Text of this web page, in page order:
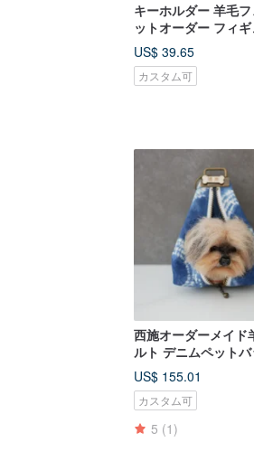
キーホルダー 羊毛
ットオーダー フィ
feiwa霏娃手作
US$ 39.65
カスタム可
西施オーダーメイド
ルト デニムペット
シリーズ
US$ 155.01
カスタム可
5 (1)